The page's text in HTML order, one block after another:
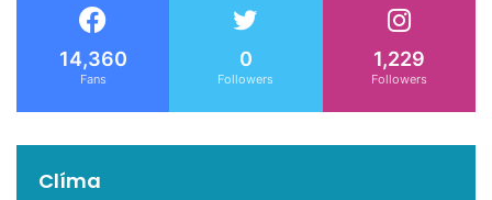
14,360
Fans
0
Followers
1,229
Followers
Clíma